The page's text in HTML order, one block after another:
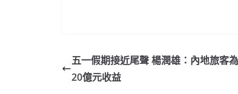
五一假期接近尾聲 楊潤雄：內地旅客
20億元收益